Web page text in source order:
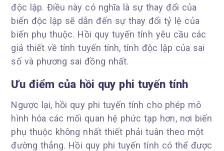
độc lập. Điều này có nghĩa là sự thay đổi của
biến độc lập sẽ dẫn đến sự thay đổi tỷ lệ của
biến phụ thuộc. Hồi quy tuyến tính yêu cầu các
giả thiết về tính tuyến tính, tính độc lập của sai
số và phương sai đồng nhất.
Ưu điểm của hồi quy phi tuyến tính
Ngược lại, hồi quy phi tuyến tính cho phép mô
hình hóa các mối quan hệ phức tạp hơn, nơi biến
phụ thuộc không nhất thiết phải tuân theo một
đường thẳng. Hồi quy phi tuyến tính có thể được